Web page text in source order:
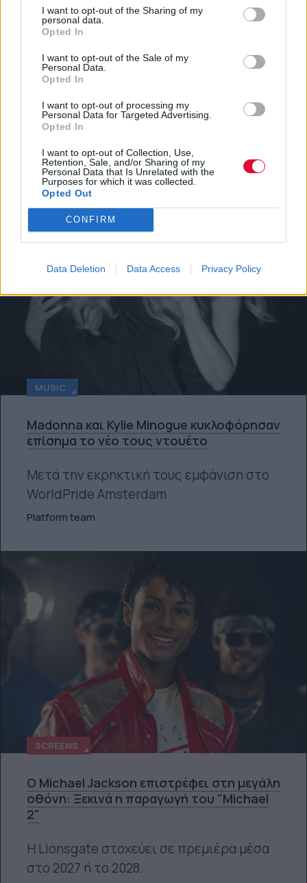
I want to opt-out of the Sharing of my
personal data.
Opted In
I want to opt-out of the Sale of my
Personal Data.
Opted In
I want to opt-out of processing my
Personal Data for Targeted Advertising.
Opted In
I want to opt-out of Collection, Use,
Retention, Sale, and/or Sharing of my
Personal Data that Is Unrelated with the
Purposes for which it was collected.
Opted Out
CONFIRM
Data Deletion Data Access Privacy Policy
Monster: Η νέα ιστορία του Ryan Murphy
εικόνες
αδελφών Menendez και Ed Gein, η σειρά
Monster στρέφεται στη...
Κλέλια Φατούρου
MUSIC
Madonna και Kylie Minogue κυκλοφόρησαν
επίσημα το νέο τους ντουέτο
Μετά την εκρηκτική τους εμφάνιση στο
WorldPride Amsterdam
Platform team
SCREENS
Ο Michael Jackson επιστρέφει στη μεγάλη
οθόνη: Ξεκινά η παραγωγή του "Michael
2"
Η Lionsgate στοχεύει σε πρεμιέρα μέσα
στο 2027 ή το 2028.